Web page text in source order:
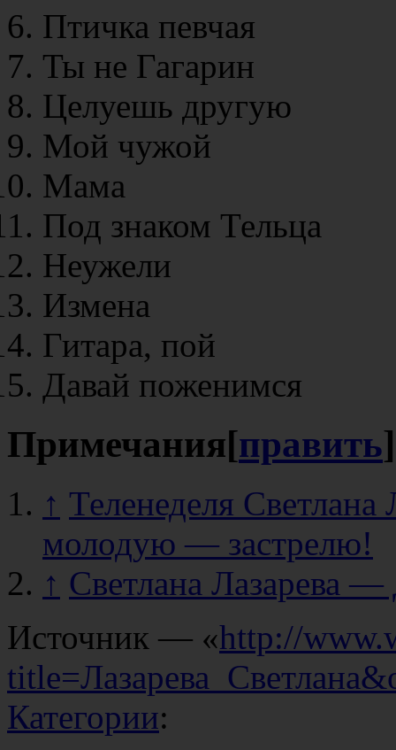
Птичка певчая
Ты не Гагарин
Целуешь другую
Мой чужой
Мама
Под знаком Тельца
Неужели
Измена
Гитара, пой
Давай поженимся
Примечания[править]
↑ Теленеделя
молодую — застрелю!
↑ Светлана Лазарева
Источник — «http://
Категории: